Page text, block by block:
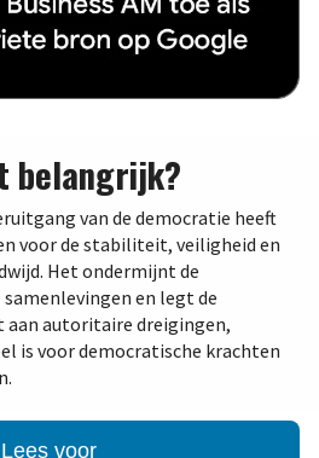
belangrijk?
van de democratie heeft
voor de stabiliteit, veiligheid en
Het ondermijnt de
en legt de
aan autoritaire dreigingen,
is voor democratische krachten
Lees voor